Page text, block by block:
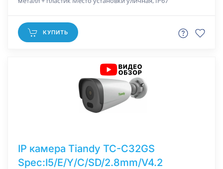
КУПИТЬ
IP камера Tiandy TC-C32GS
Spec:I5/E/Y/C/SD/2.8mm/V4.2